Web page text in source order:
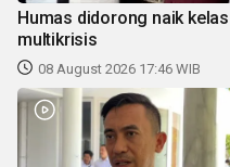
Humas didorong naik
multikrisis
08 August 2026 17:46 WIB